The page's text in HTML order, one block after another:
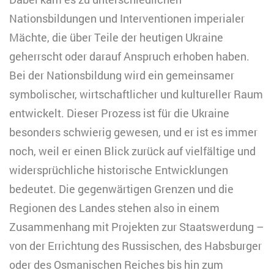
Nationsbildungen und Interventionen imperialer
Mächte, die über Teile der heutigen Ukraine
geherrscht oder darauf Anspruch erhoben haben.
Bei der Nationsbildung wird ein gemeinsamer
symbolischer, wirtschaftlicher und kultureller Raum
entwickelt. Dieser Prozess ist für die Ukraine
besonders schwierig gewesen, und er ist es immer
noch, weil er einen Blick zurück auf vielfältige und
widersprüchliche historische Entwicklungen
bedeutet. Die gegenwärtigen Grenzen und die
Regionen des Landes stehen also in einem
Zusammenhang mit Projekten zur Staatswerdung –
von der Errichtung des Russischen, des Habsburger
oder des Osmanischen Reiches bis hin zum